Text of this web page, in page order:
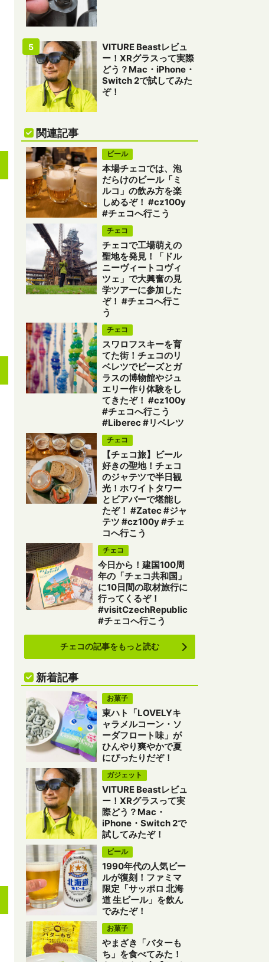
VITURE Beastレビュ
ー！XRグラスって実際
どう？Mac・iPhone・
Switch 2で試してみた
ぞ！
関連記事
ビール
本場チェコでは、泡
だらけのビール「ミ
ルコ」の飲み方を楽
しめるぞ！ #cz100y
#チェコへ行こう
チェコ
チェコで工場萌えの
聖地を発見！「ドル
ニーヴィートコヴィ
ツェ」で大興奮の見
学ツアーに参加した
ぞ！ #チェコへ行こ
う
チェコ
スワロフスキーを育
てた街！チェコのリ
ベレツでビーズとガ
ラスの博物館やジュ
エリー作り体験をし
てきたぞ！ #cz100y
#チェコへ行こう
#Liberec #リベレツ
チェコ
【チェコ旅】ビール
好きの聖地！チェコ
のジャテツで半日観
光！ホワイトタワー
とビアバーで堪能し
たぞ！ #Zatec #ジャ
テツ #cz100y #チェ
コへ行こう
チェコ
今日から！建国100周
年の「チェコ共和国」
に10日間の取材旅行に
行ってくるぞ！
#visitCzechRepublic
#チェコへ行こう
チェコの記事をもっと読む
新着記事
お菓子
東ハト「LOVELYキ
ャラメルコーン・ソ
ーダフロート味」が
ひんやり爽やかで夏
にぴったりだぞ！
ガジェット
VITURE Beastレビュ
ー！XRグラスって実
際どう？Mac・
iPhone・Switch 2で
試してみたぞ！
ビール
1990年代の人気ビー
ルが復刻！ファミマ
限定「サッポロ 北海
道 生ビール」を飲ん
でみたぞ！
お菓子
やまざき「バターも
ち」を食べてみた！